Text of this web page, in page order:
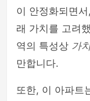
이 안정화되면
래 가치를 고려
역의 특성상 가
만합니다.
또한, 이 아파트